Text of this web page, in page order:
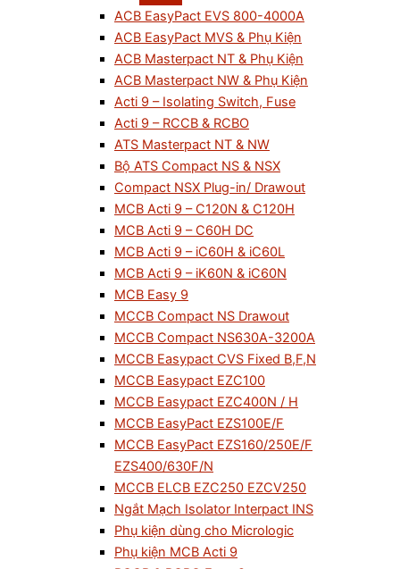
ACB EasyPact EVS 800-4000A
ACB EasyPact MVS & Phụ Kiện
ACB Masterpact NT & Phụ Kiện
ACB Masterpact NW & Phụ Kiện
Acti 9 – Isolating Switch, Fuse
Acti 9 – RCCB & RCBO
ATS Masterpact NT & NW
Bộ ATS Compact NS & NSX
Compact NSX Plug-in/ Drawout
MCB Acti 9 – C120N & C120H
MCB Acti 9 – C60H DC
MCB Acti 9 – iC60H & iC60L
MCB Acti 9 – iK60N & iC60N
MCB Easy 9
MCCB Compact NS Drawout
MCCB Compact NS630A-3200A
MCCB Easypact CVS Fixed B,F,N
MCCB Easypact EZC100
MCCB Easypact EZC400N / H
MCCB EasyPact EZS100E/F
MCCB EasyPact EZS160/250E/F
EZS400/630F/N
MCCB ELCB EZC250 EZCV250
Ngắt Mạch Isolator Interpact INS
Phụ kiện dùng cho Micrologic
Phụ kiện MCB Acti 9